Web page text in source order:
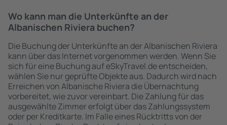
Wo kann man die Unterkünfte an der
Albanischen Riviera buchen?
Die Buchung der Unterkünfte an der Albanischen Riviera
kann über das Internet vorgenommen werden. Wenn Sie
sich für eine Buchung auf eSkyTravel.de entscheiden,
wählen Sie nur geprüfte Objekte aus. Dadurch wird nach
Erreichen von Albanische Riviera die Übernachtung
vorbereitet, wie zuvor vereinbart. Die Zahlung für das
ausgewählte Zimmer erfolgt über das Zahlungssystem
oder per Kreditkarte. Im Falle eines Rücktritts von der